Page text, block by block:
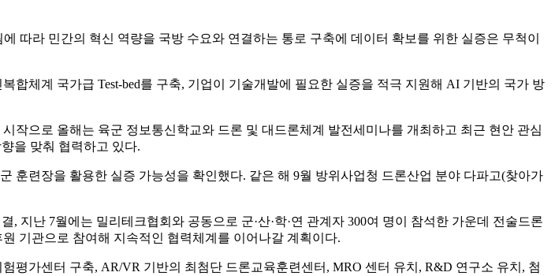
따라 민간의 혁신 역량을 국방 수요와 연결하는 통로 구축에 데이터 확보를 위한 실증은 무척이
체계 국가급 Test-bed를 구축, 기업이 기술개발에 필요한 실증을 적극 지원해 AI 기반의 국가 방
작으로 올해는 육군 정보통신학교와 드론 및 대드론체계 발전세미나를 개최하고 최근 현안 관심
을 맞춰 협력하고 있다.
훈련장을 활용한 실증 가능성을 확인했다. 같은 해 9월 방위사업청 드론산업 분야 다파고(찾아가
지난 7월에는 밀리테크협회와 공동으로 군·산·학·연 관계자 300여 명이 참석한 가운데 전술드론
기관으로 참여해 지속적인 협력체계를 이어나갈 계획이다.
평가센터 구축, AR/VR 기반의 최첨단 드론교육훈련센터, MRO 센터 유치, R&D 연구소 유치, 첨